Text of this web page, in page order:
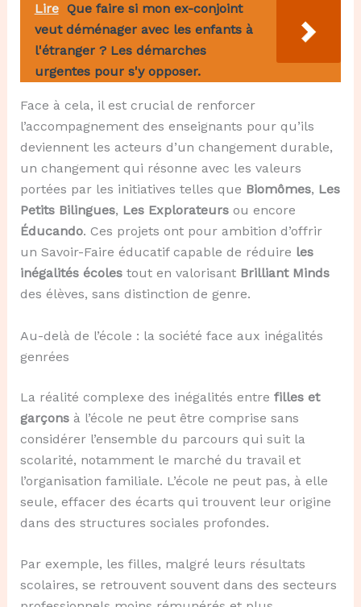
Lire Que faire si mon ex-conjoint
veut déménager avec les enfants à
l'étranger ? Les démarches
urgentes pour s'y opposer.
Face à cela, il est crucial de renforcer
l’accompagnement des enseignants pour qu’ils
deviennent les acteurs d’un changement durable,
un changement qui résonne avec les valeurs
portées par les initiatives telles que Biomômes, Les
Petits Bilingues, Les Explorateursou encore
Éducando. Ces projets ont pour ambition d’offrir
un Savoir-Faire éducatif capable de réduire les
inégalités écolestout en valorisant Brilliant Minds
des élèves, sans distinction de genre.
Au-delà de l’école : la société face aux inégalités
genrées
La réalité complexe des inégalités entre filles et
garçonsà l’école ne peut être comprise sans
considérer l’ensemble du parcours qui suit la
scolarité, notamment le marché du travail et
l’organisation familiale. L’école ne peut pas, à elle
seule, effacer des écarts qui trouvent leur origine
dans des structures sociales profondes.
Par exemple, les filles, malgré leurs résultats
scolaires, se retrouvent souvent dans des secteurs